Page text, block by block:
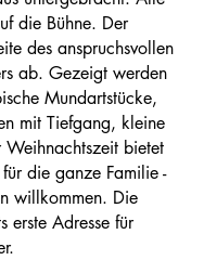
die Bühne. Der
des anspruchsvollen
ab. Gezeigt werden
Mundartstücke,
mit Tiefgang, kleine
bietet
die ganze Familie -
willkommen. Die
erste Adresse für